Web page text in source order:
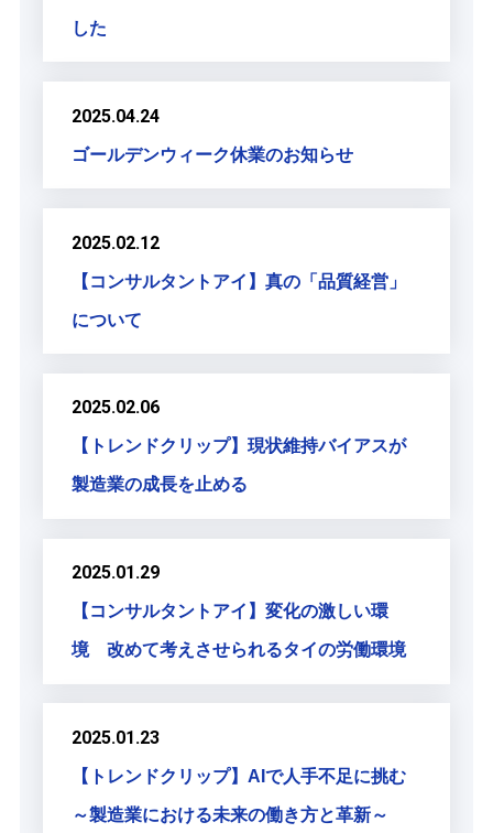
した
2025.04.24
ゴールデンウィーク休業のお知らせ
2025.02.12
【コンサルタントアイ】真の「品質経営」
について
2025.02.06
【トレンドクリップ】現状維持バイアスが
製造業の成長を止める
2025.01.29
【コンサルタントアイ】変化の激しい環
境 改めて考えさせられるタイの労働環境
2025.01.23
【トレンドクリップ】AIで人手不足に挑む
～製造業における未来の働き方と革新～